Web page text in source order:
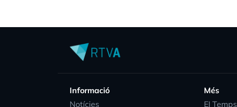
Informació
Notícies
Més
EI Temps